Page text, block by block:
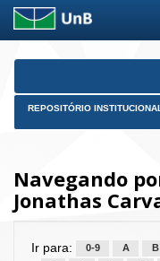
Skip
REPOSITÓRIO
Navegando
Jonathas
Ir para: 0-9 A B